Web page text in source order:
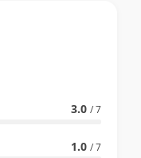
3.0 / 7
1.0 / 7